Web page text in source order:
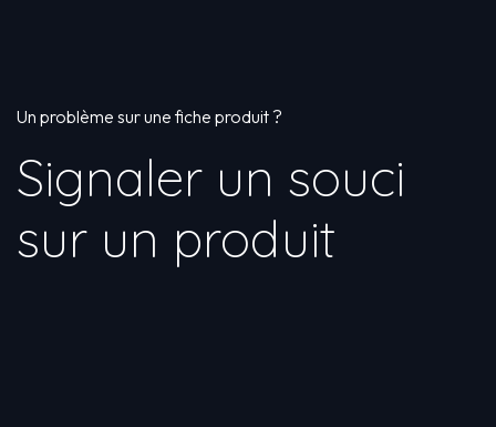
Un problème sur une fiche produit ?
Signaler un souci
sur un produit